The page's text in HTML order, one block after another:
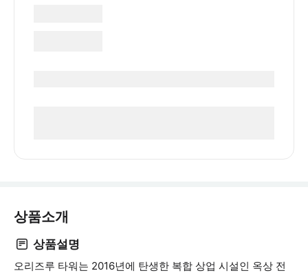
상품소개
상품설명
오리즈루 타워는 2016년에 탄생한 복합 상업 시설인 옥상 전